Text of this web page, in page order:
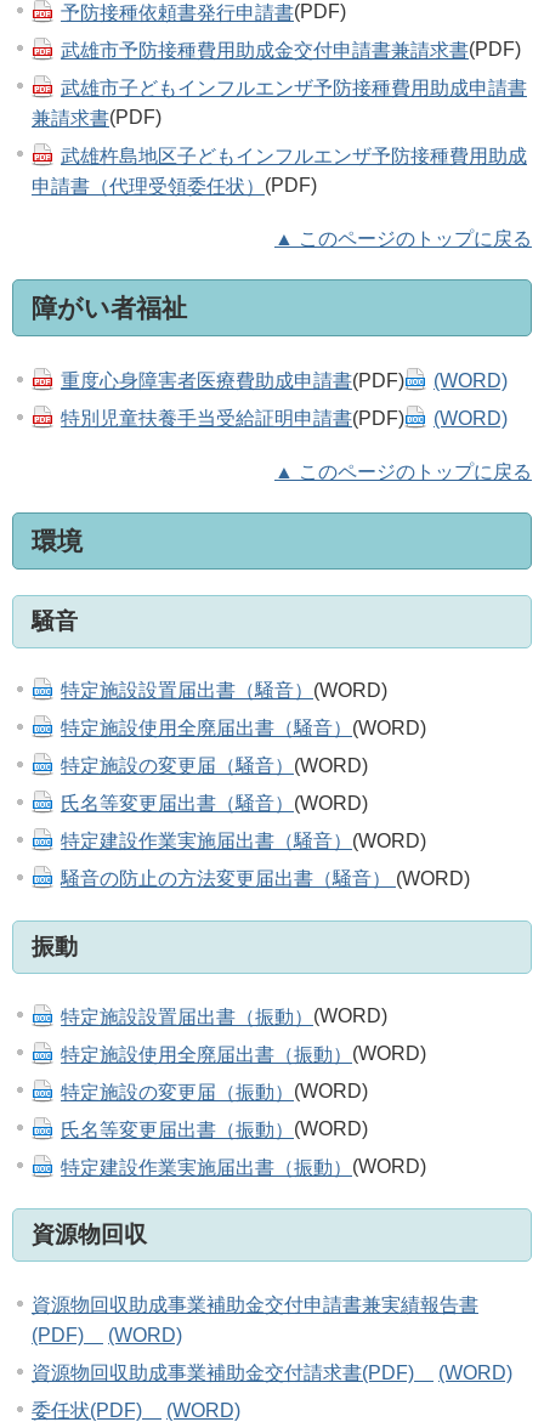
予防接種依頼書発行申請書(PDF)
武雄市予防接種費用助成金交付申請書兼請求書(PDF)
武雄市子どもインフルエンザ予防接種費用助成申請書
兼請求書(PDF)
武雄杵島地区子どもインフルエンザ予防接種費用助成
申請書（代理受領委任状） (PDF)
▲ このページのトップに戻る
障がい者福祉
重度心身障害者医療費助成申請書(PDF)
(WORD)
特別児童扶養手当受給証明申請書(PDF) (WORD)
▲ このページのトップに戻る
環境
騒音
特定施設設置届出書（騒音） (WORD)
特定施設使用全廃届出書（騒音） (WORD)
特定施設の変更届（騒音） (WORD)
氏名等変更届出書（騒音） (WORD)
特定建設作業実施届出書（騒音） (WORD)
騒音の防止の方法変更届出書（騒音） (WORD)
振動
特定施設設置届出書（振動） (WORD)
特定施設使用全廃届出書（振動） (WORD)
特定施設の変更届（振動） (WORD)
氏名等変更届出書（振動） (WORD)
特定建設作業実施届出書（振動） (WORD)
資源物回収
資源物回収助成事業補助金交付申請書兼実績報告書
(PDF)
(WORD)
資源物回収助成事業補助金交付請求書(PDF)
(WORD)
委任状(PDF)
(WORD)